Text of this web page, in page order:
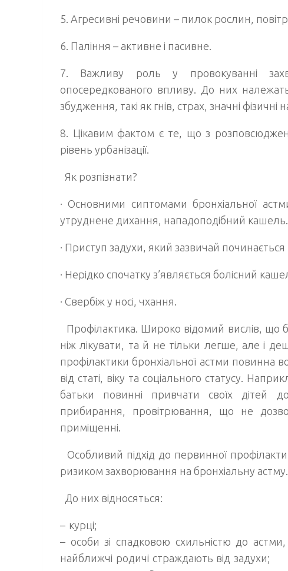
5. Агресивні речовини – пилок рослин,
6. Паління – активне і пасивне.
7. Важливу роль у провокуванні
опосередкованого впливу. До них
збудження, такі як гнів, страх, значні фізичні
8. Цікавим фактом є те, що з
рівень урбанізації.
Як розпізнати?
· Основними сиптомами бронхіальної
утруднене дихання, нападоподібний кашель.
· Приступ задухи, який зазвичай починається
· Нерідко спочатку з’являється болісний
· Свербіж у носі, чхання.
Профілактика. Широко відомий вислів, що
ніж лікувати, та й не тільки легше, але і
профілактики бронхіальної астми повинна
від статі, віку та соціального статусу.
батьки повинні привчати своїх дітей
прибирання, провітрювання, що не
приміщенні.
Особливий підхід до первинної
ризиком захворювання на бронхіальну астму.
До них відносяться:
– курці;
– особи зі спадковою схильністю до
найближчі родичі страждають від задухи;